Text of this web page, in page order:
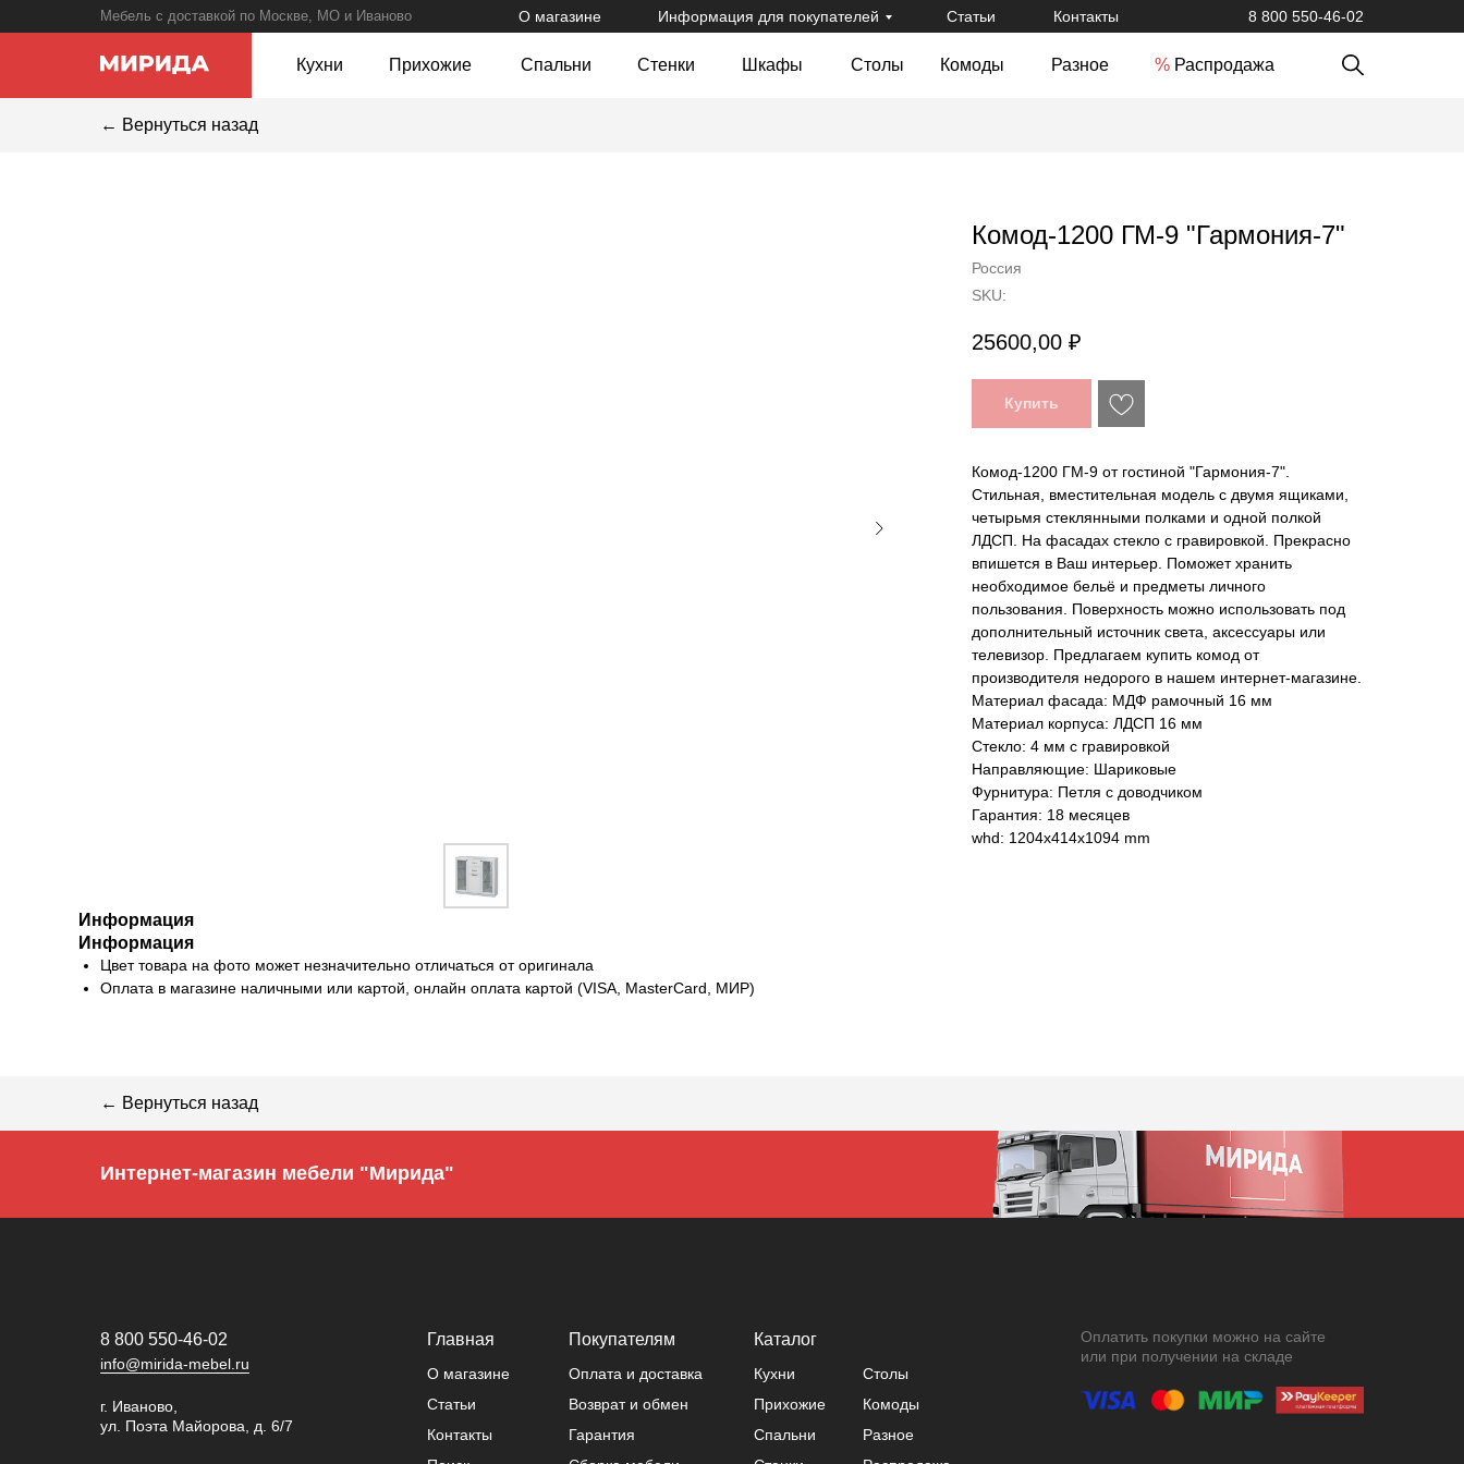
Кухни Прихожие Спальни Стенки Шкафы Столы Комоды Разное % Распродажа
Мебель с доставкой по Москве, МО и Иваново О магазине Информация для покупателей Статьи Контакты 8 800 550-46-02
← Вернуться назад
Комод-1200 ГМ-9 "Гармония-7"
Россия
SKU:
25600,00 ₽
Купить
Комод-1200 ГМ-9 от гостиной "Гармония-7".
Стильная, вместительная модель с двумя ящиками,
четырьмя стеклянными полками и одной полкой
ЛДСП. На фасадах стекло с гравировкой. Прекрасно
впишется в Ваш интерьер. Поможет хранить
необходимое бельё и предметы личного
пользования. Поверхность можно использовать под
дополнительный источник света, аксессуары или
телевизор. Предлагаем купить комод от
производителя недорого в нашем интернет-магазине.
Материал фасада: МДФ рамочный 16 мм
Материал корпуса: ЛДСП 16 мм
Стекло: 4 мм с гравировкой
Направляющие: Шариковые
Фурнитура: Петля с доводчиком
Гарантия: 18 месяцев
whd: 1204x414x1094 mm
Информация
Информация
Цвет товара на фото может незначительно отличаться от оригинала
Оплата в магазине наличными или картой, онлайн оплата картой (VISA, MasterCard, МИР)
← Вернуться назад
Интернет-магазин мебели "Мирида"
Главная
info@mirida-mebel.ru
г. Иваново,
ул. Поэта Майорова, д. 6/7
О магазине
8 800 550-46-02
Статьи
Контакты
Покупателям
Оплата и доставка
Возврат и обмен
Гарантия
Каталог
Кухни
Прихожие
Спальни
Столы
Комоды
Разное
Оплатить покупки можно на сайте
или при получении на складе